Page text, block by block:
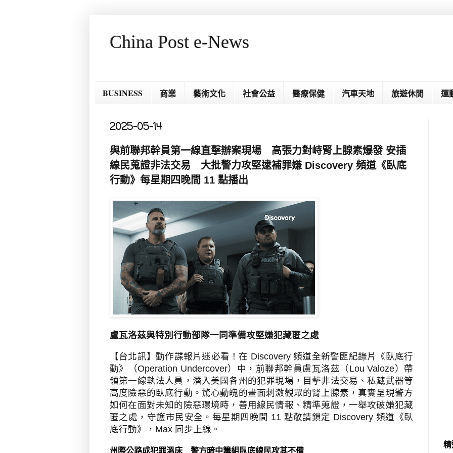
China Post e-News
BUSINESS 商業 藝術文化 社會公益 醫療保健 汽車天地 旅遊休閒 運
2025-05-14
與前聯邦幹員第一線直擊辦案現場 高張力對峙腎上腺素爆發 安插
線民蒐證非法交易 大批警力攻堅逮補罪嫌 Discovery 頻道《臥底
行動》每星期四晚間 11 點播出
盧瓦洛茲與特別行動部隊一同準備攻堅嫌犯藏匿之處
【台北訊】動作諜報片迷必看！在 Discovery頻道全新警匪紀錄片《臥底行
動》（Operation Undercover）中，前聯邦幹員盧瓦洛茲（ Lou Valoze）帶
領第一線執法人員，潛入美國各州的犯罪現場，目擊非法交易、私藏武器等
高度險惡的臥底行動。驚心動魄的畫面刺激觀眾的腎上腺素，真實呈現警方
如何在面對未知的險惡環境時，善用線民情報、精準蒐證，一舉攻破嫌犯藏
匿之處，守護市民安全。每星期四晚間 11 點敬請鎖定 Discovery 頻道《臥
底行動》， Max 同步上線。
州際公路成犯罪溫床 警方暗中籌組臥底線民攻其不備
精